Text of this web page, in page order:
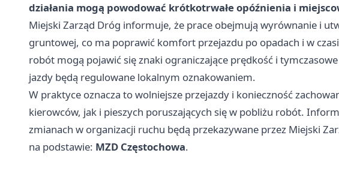
działania mogą powodować krótkotrwałe opóźnienia i
Miejski Zarząd Dróg informuje, że prace obejmują wyrównanie i
gruntowej, co ma poprawić komfort przejazdu po opadach i w
robót mogą pojawić się znaki ograniczające prędkość i
jazdy będą regulowane lokalnym oznakowaniem.
W praktyce oznacza to wolniejsze przejazdy i konieczność
kierowców, jak i pieszych poruszających się w pobliżu robót.
zmianach w organizacji ruchu będą przekazywane przez Miejski
na podstawie: MZD Częstochowa.